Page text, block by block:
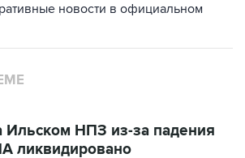
новости в официальном
Ильском НПЗ из-за падения
ликвидировано